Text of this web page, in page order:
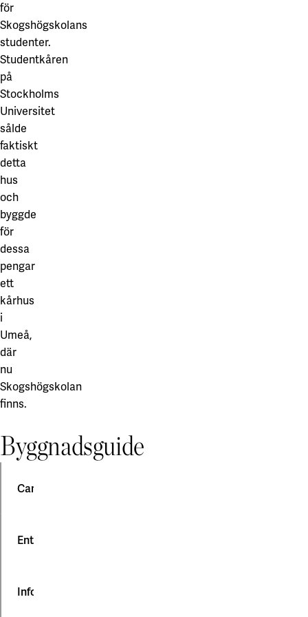
Karlstad
Karlstads universitet
Högskolan i Gävle
Skövde
Högskolan i Skövde
Borås
Högskolan i Borås
Innovation och forskningssamverkan
för
Skogshögskolans
studenter.
Studentkåren
på
Stockholms
Universitet
sålde
faktiskt
detta
hus
och
byggde
för
dessa
pengar
ett
kårhus
i
Umeå,
där
nu
Skogshögskolan
finns.
Byggnadsguide
Campuskarta
För
om
Entréer och tillträde
Allmänt
Information till funktionsnedsatta